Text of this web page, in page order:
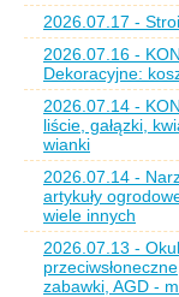
2026.07.17 -
2026.07.16 -
Dekoracyjne:
2026.07.14 -
liście, gałązki,
wianki
2026.07.14 -
artykuły
wiele innych
2026.07.13 -
zabawki, AGD -